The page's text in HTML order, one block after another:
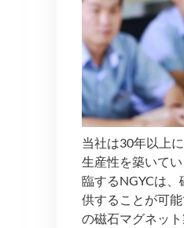
当社は30年以上
生産性を築いて
臨するNGYCは
供することが可
の磁石マグネッ